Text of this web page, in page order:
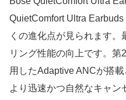
QuietComfort Ultra
くの進化点が見られます
リング性能の向上です。
用したAdaptive ANCが搭
より迅速かつ自然なキャン